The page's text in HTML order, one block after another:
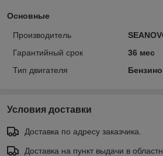
Основные
Производитель
Гарантийный срок
36 мес
Тип двигателя
Условия доставки
Доставка по адресу заказчика.
Доставка на пункт выдачи в